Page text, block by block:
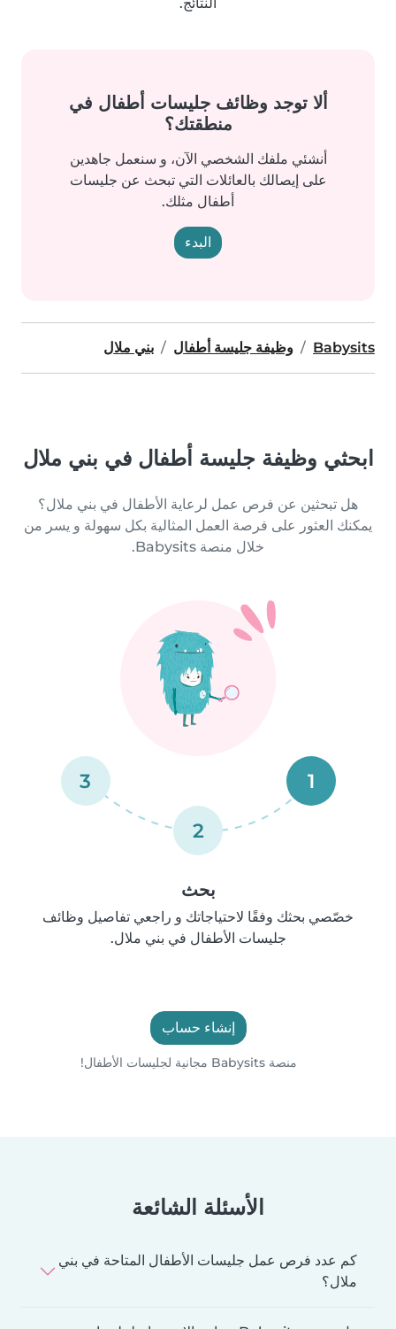
ألا توجد وظائف جليسات أطفال في
منطقتك؟
أنشئي ملفك الشخصي الآن، و سنعمل جاهدين
على إيصالك بالعائلات التي تبحث عن جليسات
أطفال مثلك.
البدء
Babysits وظيفة جليسة أطفال بني ملال
ابحثي وظيفة جليسة أطفال في بني ملال
هل تبحثين عن فرص عمل لرعاية الأطفال في بني ملال؟
يمكنك العثور على فرصة العمل المثالية بكل سهولة و يسر من
خلال منصة Babysits.
1
2
3
بحث
خصّصي بحثك وفقًا لاحتياجاتك و راجعي تفاصيل وظائف
جليسات الأطفال في بني ملال.
إنشاء حساب
منصة Babysits مجانية لجليسات الأطفال!
الأسئلة الشائعة
كم عدد فرص عمل جليسات الأطفال المتاحة في بني
ملال؟